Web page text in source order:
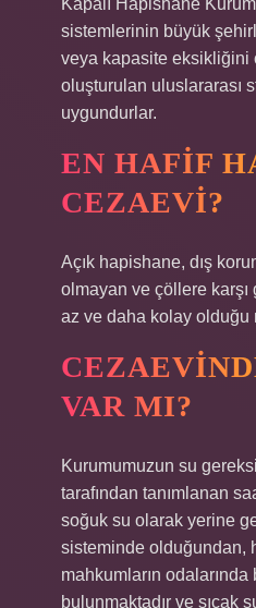
Kapalı Hapishane
sistemlerinin büyük
veya kapasite eksikliğini
oluşturulan uluslararası
uygundurlar.
EN HAFIF
CEZAEVI?
Açık hapishane, dış
olmayan ve çöllere
az ve daha kolay olduğu
VAR MI?
Kurumumuzun su
tarafından tanımlanan
soğuk su olarak yerine
sisteminde olduğundan,
mahkumların odalarında
bulunmaktadır ve sıcak